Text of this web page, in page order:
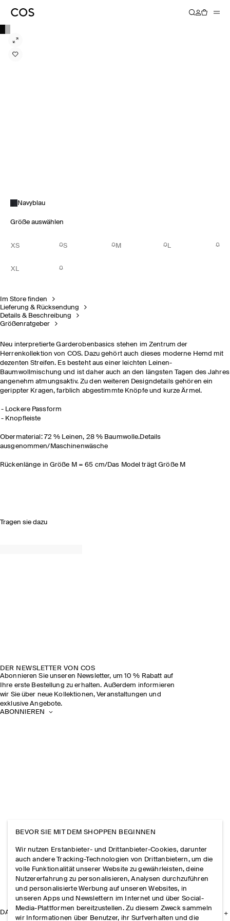
Navyblau
Größe auswählen
XS S M L
XL
Im Store finden
Lieferung & Rücksendung
Details & Beschreibung
Größenratgeber
Neu interpretierte Garderobenbasics stehen im Zentrum der
Herrenkollektion von COS. Dazu gehört auch dieses moderne Hemd mit
dezenten Streifen. Es besteht aus einer leichten Leinen-
Baumwollmischung und ist daher auch an den längsten Tagen des Jahres
angenehm atmungsaktiv. Zu den weiteren Designdetails gehören ein
gerippter Kragen, farblich abgestimmte Knöpfe und kurze Ärmel.
Lockere Passform
Knopfleiste
Obermaterial: 72 % Leinen, 28 % Baumwolle.Details
ausgenommen/Maschinenwäsche
Rückenlänge in Größe M = 65 cm/Das Model trägt Größe M
Tragen sie dazu
DER NEWSLETTER VON COS
Abonnieren Sie unseren Newsletter, um 10 % Rabatt auf
Ihre erste Bestellung zu erhalten. Außerdem informieren
wir Sie über neue Kollektionen, Veranstaltungen und
exklusive Angebote.
ABONNIEREN
DAS UNTERNEHMEN
BEVOR SIE MIT DEM SHOPPEN BEGINNEN
Wir nutzen Erstanbieter- und Drittanbieter-Cookies, darunter
auch andere Tracking-Technologien von Drittanbietern, um die
volle Funktionalität unserer Website zu gewährleisten, deine
Nutzererfahrung zu personalisieren, Analysen durchzuführen
und personalisierte Werbung auf unseren Websites, in
unseren Apps und Newslettern im Internet und über Social-
Media-Plattformen bereitzustellen. Zu diesem Zweck sammeln
wir Informationen über Benutzer, ihr Surfverhalten und die